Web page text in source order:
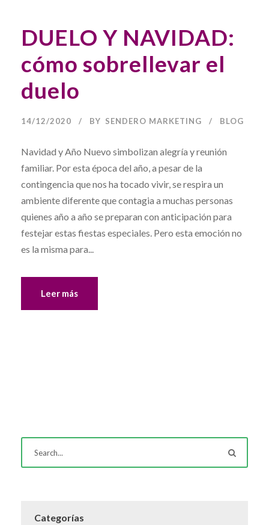
DUELO Y NAVIDAD:
cómo sobrellevar el
duelo
14/12/2020 BY SENDERO MARKETING BLOG
Navidad y Año Nuevo simbolizan alegría y reunión
familiar. Por esta época del año, a pesar de la
contingencia que nos ha tocado vivir, se respira un
ambiente diferente que contagia a muchas personas
quienes año a año se preparan con anticipación para
festejar estas fiestas especiales. Pero esta emoción no
es la misma para...
Leer más
Categorías